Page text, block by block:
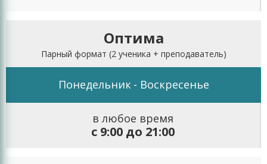
петербургских школьников.
Оптима
Парный формат (2 ученика + преподаватель)
Понедельник - Воскресенье
в любое время
с 9:00 до 21:00